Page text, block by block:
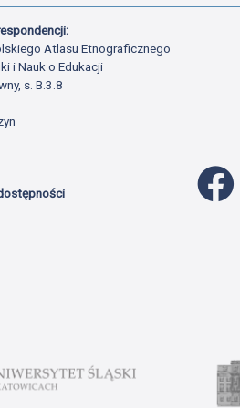
Atlasu Etnograficznego
i Nauk o Edukacji
s. B.3.8